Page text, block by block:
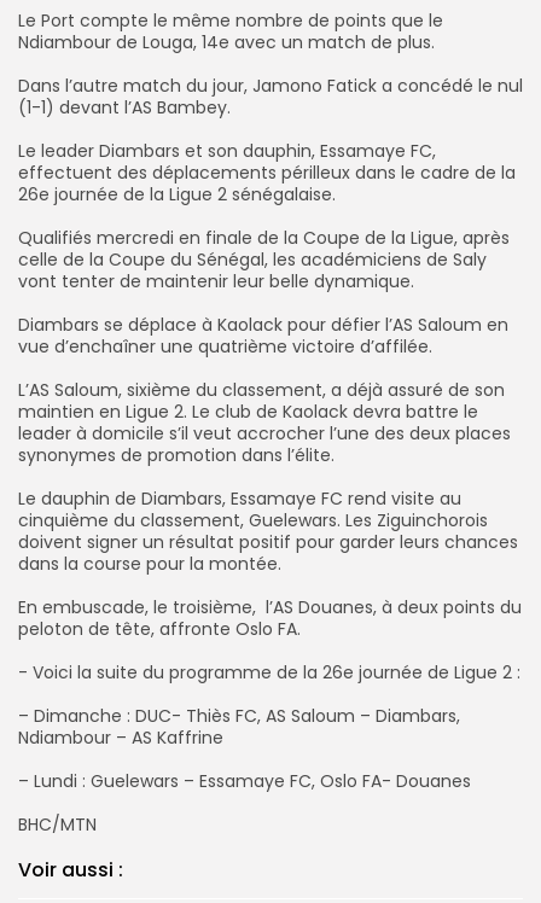
Le Port compte le même nombre de points que le
Ndiambour de Louga, 14e avec un match de plus.
‎Dans l’autre match du jour, Jamono Fatick a concédé le nul
(1-1) devant l’AS Bambey.
‎Le leader Diambars et son dauphin, Essamaye FC,
effectuent des déplacements périlleux dans le cadre de la
26e journée de la Ligue 2 sénégalaise.
‎Qualifiés mercredi en finale de la Coupe de la Ligue, après
celle de la Coupe du Sénégal, les académiciens de Saly
vont tenter de maintenir leur belle dynamique.
‎Diambars se déplace à Kaolack pour défier l’AS Saloum en
vue d’enchaîner une quatrième victoire d’affilée.
‎L’AS Saloum, sixième du classement, a déjà assuré de son
maintien en Ligue 2. Le club de Kaolack devra battre le
leader à domicile s’il veut accrocher l’une des deux places
synonymes de promotion dans l’élite.
‎Le dauphin de Diambars, Essamaye FC rend visite au
cinquième du classement, Guelewars. Les Ziguinchorois
doivent signer un résultat positif pour garder leurs chances
dans la course pour la montée.
‎En embuscade, le troisième, l’AS Douanes, à deux points du
peloton de tête, affronte Oslo FA.
‎‎- Voici la suite du programme de la 26e journée de Ligue 2 :
‎‎– Dimanche : DUC- Thiès FC, AS Saloum – Diambars,
Ndiambour – AS Kaffrine
‎– Lundi : Guelewars – Essamaye FC, Oslo FA- Douanes
‎BHC/MTN
Voir aussi :